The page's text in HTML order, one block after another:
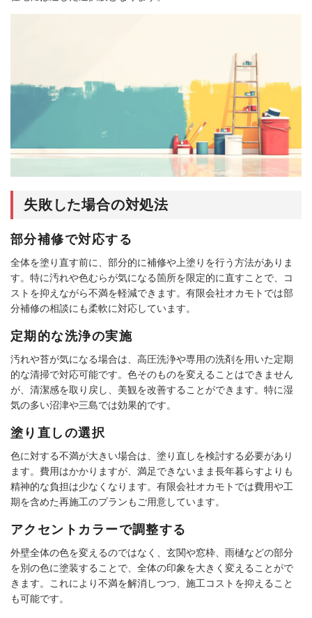
失敗した場合の対処法
部分補修で対応する
全体を塗り直す前に、部分的に補修や上塗りを行う方法がありま
す。特に汚れや色むらが気になる箇所を限定的に直すことで、コ
ストを抑えながら不満を軽減できます。有限会社オカモトでは部
分補修の相談にも柔軟に対応しています。
定期的な洗浄の実施
汚れや苔が気になる場合は、高圧洗浄や専用の洗剤を用いた定期
的な清掃で対応可能です。色そのものを変えることはできません
が、清潔感を取り戻し、美観を改善することができます。特に湿
気の多い沼津や三島では効果的です。
塗り直しの選択
色に対する不満が大きい場合は、塗り直しを検討する必要があり
ます。費用はかかりますが、満足できないまま長年暮らすよりも
精神的な負担は少なくなります。有限会社オカモトでは費用や工
期を含めた再施工のプランもご用意しています。
アクセントカラーで調整する
外壁全体の色を変えるのではなく、玄関や窓枠、雨樋などの部分
を別の色に塗装することで、全体の印象を大きく変えることがで
きます。これにより不満を解消しつつ、施工コストを抑えること
も可能です。